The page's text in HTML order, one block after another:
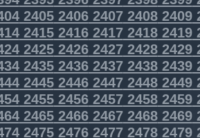
24052406240724082409
24152416241724182419
24252426242724282429
24352436243724382439
24452446244724482449
24552456245724582459
24652466246724682469
24752476247724782479